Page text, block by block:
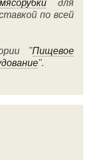
мясорубкидля
по всей
"Пищевое
".